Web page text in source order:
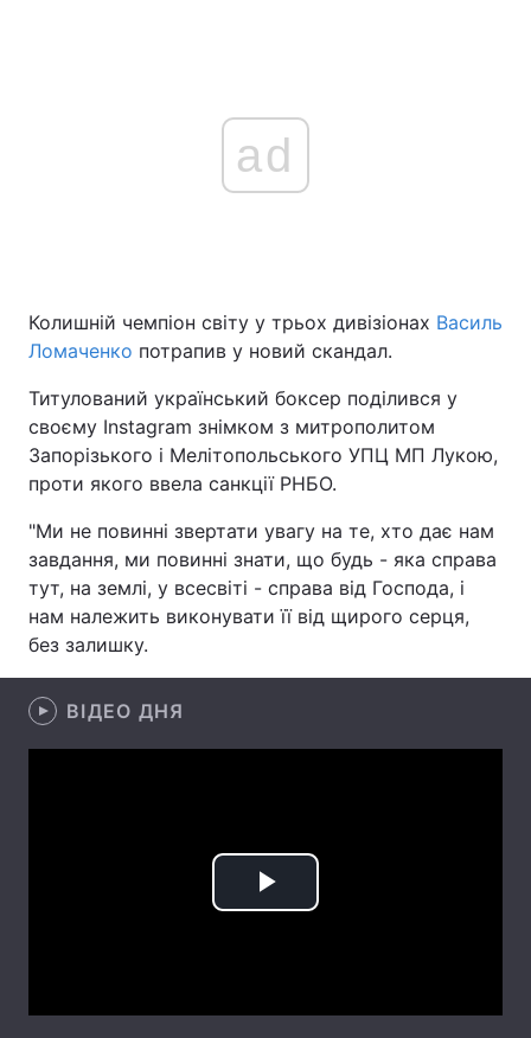
Головна Війна
Економіка Світ
Спорт Наука
Техно і зв'язок Лайт
Зброя Інциденти
Туризм
Цікавинки Погода
Статті
Думки
Контакти
ad
Колишній чемпіон світу у трьох дивізіонах Василь
Ломаченко потрапив у новий скандал.
Титулований український боксер поділився у
своєму Instagram знімком з митрополитом
Запорізького і Мелітопольського УПЦ МП Лукою,
проти якого ввела санкції РНБО.
"Ми не повинні звертати увагу на те, хто дає нам
завдання, ми повинні знати, що будь - яка справа
тут, на землі, у всесвіті - справа від Господа, і
нам належить виконувати її від щирого серця,
без залишку.
ВІДЕО ДНЯ
Play